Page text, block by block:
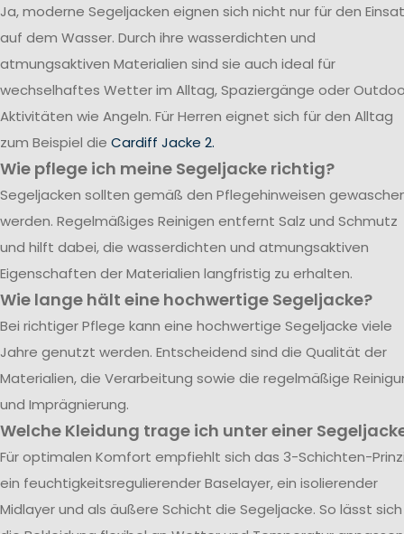
Ja, moderne Segeljacken eignen sich nicht nur für den
auf dem Wasser. Durch ihre wasserdichten und
atmungsaktiven Materialien sind sie auch ideal für
wechselhaftes Wetter im Alltag, Spaziergänge oder
Aktivitäten wie Angeln. Für Herren eignet sich für den Alltag
zum Beispiel die Cardiff Jacke 2.
Wie pflege ich meine Segeljacke richtig?
Segeljacken sollten gemäß den Pflegehinweisen
werden. Regelmäßiges Reinigen entfernt Salz und Schmutz
und hilft dabei, die wasserdichten und atmungsaktiven
Eigenschaften der Materialien langfristig zu erhalten.
Wie lange hält eine hochwertige Segeljacke?
Bei richtiger Pflege kann eine hochwertige Segeljacke viele
Jahre genutzt werden. Entscheidend sind die Qualität der
Materialien, die Verarbeitung sowie die regelmäßige
und Imprägnierung.
Welche Kleidung trage ich unter einer
Für optimalen Komfort empfiehlt sich das 3-Schichten-
ein feuchtigkeitsregulierender Baselayer, ein isolierender
Midlayer und als äußere Schicht die Segeljacke. So lässt sich